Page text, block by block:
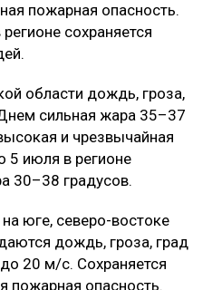
пожарная опасность.
сохраняется
области дождь, гроза,
сильная жара 35–37
и чрезвычайная
5 июля в регионе
30–38 градусов.
юге, северо-востоке
дождь, гроза, град
20 м/с. Сохраняется
пожарная опасность.